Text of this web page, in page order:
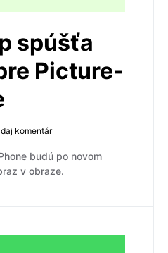
spúšťa
Picture-
komentár
budú po novom
v obraze.